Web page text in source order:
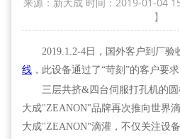
来源：新大成 时间：2019-01-04
】
2019.1.2-4日，国外客户到厂验
线 ，此设备通过了“苛刻”的客户要
三层共挤&四台伺服打孔机的
大成"ZEANON"品牌再次推向世界
大成"ZEANON"滴灌，不仅关注设